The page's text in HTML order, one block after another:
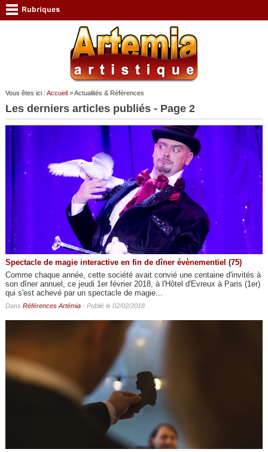
Vous êtes ici : Accueil> Actualités & Références
Les derniers articles publiés - Page 2
Spectacle de magie interactive en fin de dîner évènementiel (75)
Comme chaque année, cette société avait convié une centaine d'invités à
son dîner annuel, ce jeudi 1er février 2018, à l'Hôtel d'Evreux à Paris (1er)
qui s'est achevé par un spectacle de magie...
Dans Références Artémia- Publié le 02/02/2018